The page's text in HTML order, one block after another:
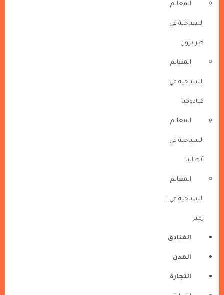
المعالم
السياحية في
طرابزون
المعالم
السياحية في
كبادوكيا
المعالم
السياحية في
أنطاليا
المعالم
السياحية في إ
زمير
الفنادق
المدن
التجارة